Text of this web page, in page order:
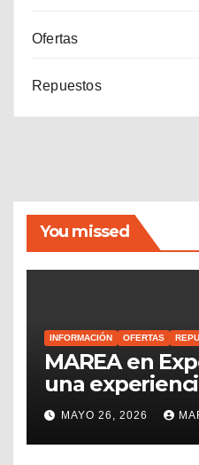
Ofertas
Repuestos
You missed
INFORMACIÓN OFERTAS
MAREA en
una
conectar,
impulsando el
repuestero
MAYO 26, 2026